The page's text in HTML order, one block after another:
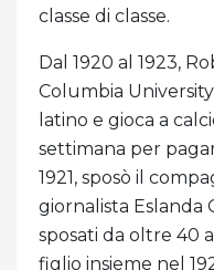
classe di classe.
Dal 1920 al 1923,
Columbia
latino e gioca a
settimana per
1921, sposò il
giornalista Eslanda
sposati da oltre 40
figlio insieme nel